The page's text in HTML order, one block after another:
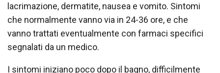
lacrimazione, dermatite, nausea e vomito. Sintomi
che normalmente vanno via in 24-36 ore, e che
vanno trattati eventualmente con farmaci specifici
segnalati da un medico.
I sintomi iniziano poco dopo il bagno, difficilmente